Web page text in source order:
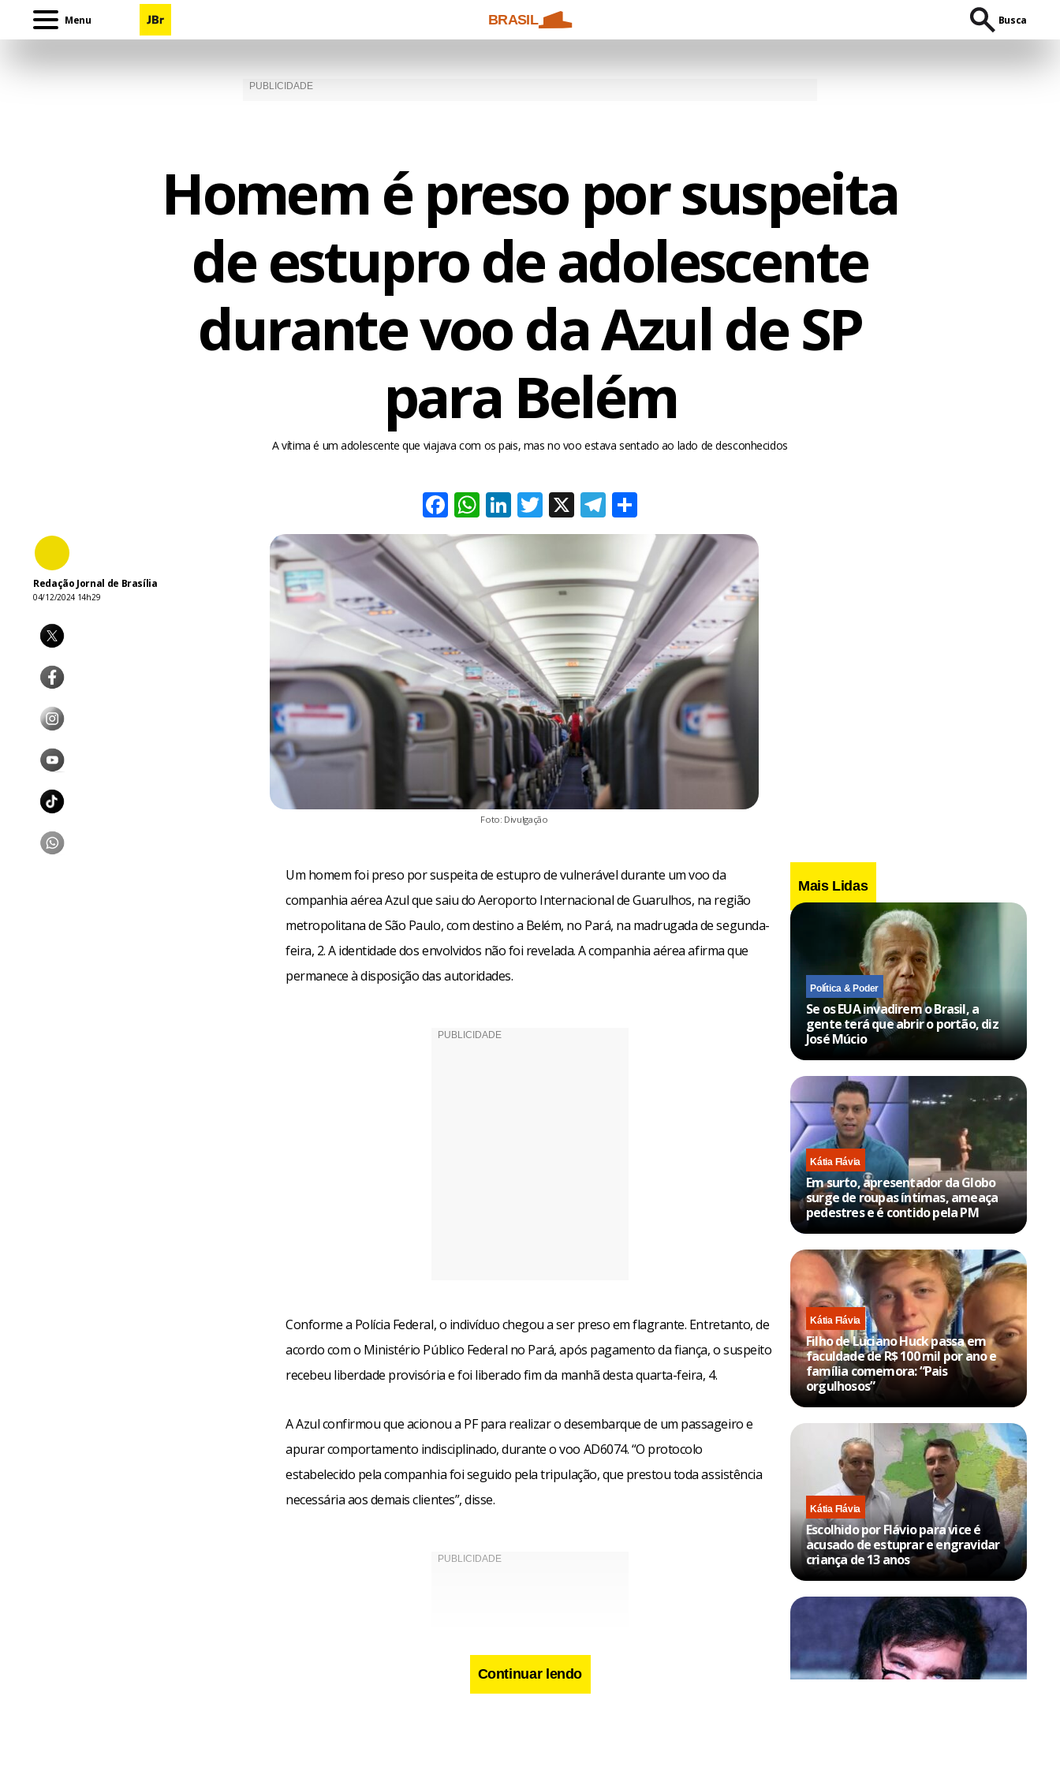
Menu BRASIL Busca
Homem é preso por suspeita
de estupro de adolescente
durante voo da Azul de SP
para Belém
A vítima é um adolescente que viajava com os pais, mas no voo estava sentado ao lado de desconhecidos
Facebook
WhatsApp
LinkedIn
Twitter
X Telegram
Redação Jornal de Brasília
04/12/2024 14h29
Foto: Divulgação
Um homem foi preso por suspeita de estupro de vulnerável durante um voo da
companhia aérea Azul que saiu do Aeroporto Internacional de Guarulhos, na região
metropolitana de São Paulo, com destino a Belém, no Pará, na madrugada de segunda-
feira, 2. A identidade dos envolvidos não foi revelada. A companhia aérea afirma que
permanece à disposição das autoridades.
Conforme a Polícia Federal, o indivíduo chegou a ser preso em flagrante. Entretanto, de
acordo com o Ministério Público Federal no Pará, após pagamento da fiança, o suspeito
recebeu liberdade provisória e foi liberado fim da manhã desta quarta-feira, 4.
A Azul confirmou que acionou a PF para realizar o desembarque de um passageiro e
apurar comportamento indisciplinado, durante o voo AD6074. “O protocolo
estabelecido pela companhia foi seguido pela tripulação, que prestou toda assistência
necessária aos demais clientes”, disse.
Continuar lendo
Mais Lidas
Política & Poder
Se os EUA invadirem o Brasil, a
gente terá que abrir o portão, diz
José Múcio
Kátia Flávia
Em surto, apresentador da Globo
surge de roupas íntimas, ameaça
pedestres e é contido pela PM
Kátia Flávia
Filho de Luciano Huck passa em
faculdade de R$ 100 mil por ano e
família comemora: “Pais
orgulhosos”
Kátia Flávia
Escolhido por Flávio para vice é
acusado de estuprar e engravidar
criança de 13 anos